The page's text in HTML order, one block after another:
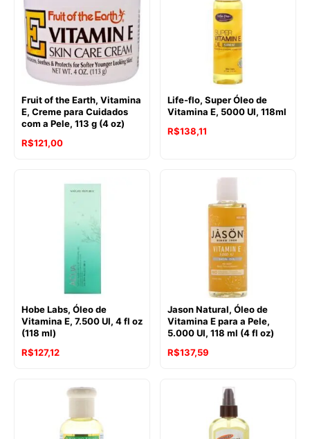
Fruit of the Earth, Vitamina
E, Creme para Cuidados
com a Pele, 113 g (4 oz)
R$121,00
Life-flo, Super Óleo de
Vitamina E, 5000 UI, 118ml
R$138,11
Hobe Labs, Óleo de
Vitamina E, 7.500 UI, 4 fl oz
(118 ml)
R$127,12
Jason Natural, Óleo de
Vitamina E para a Pele,
5.000 UI, 118 ml (4 fl oz)
R$137,59